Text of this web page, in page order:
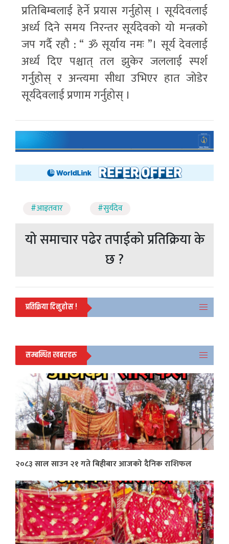
प्रतिबिम्बलाई हेर्ने प्रयास गर्नुहोस् । सूर्यदेवलाई
अर्ध्य दिने समय निरन्तर सूर्यदेवको यो मन्त्रको
जप गर्दै रहौ : “ ॐ सूर्याय नमः ”। सूर्य देवलाई
अर्ध्य दिए पश्चात् तल झुकेर जललाई स्पर्श
गर्नुहोस् र अन्त्यमा सीधा उभिएर हात जोडेर
सूर्यदेवलाई प्रणाम गर्नुहोस् ।
#आइतवार #सुर्यदेव
यो समाचार पढेर तपाईको प्रतिक्रिया के
छ ?
प्रतिक्रिया दिनुहोस !
सम्बन्धित खबरहरु
२०८३ साल साउन २१ गते बिहीबार आजको दैनिक राशिफल